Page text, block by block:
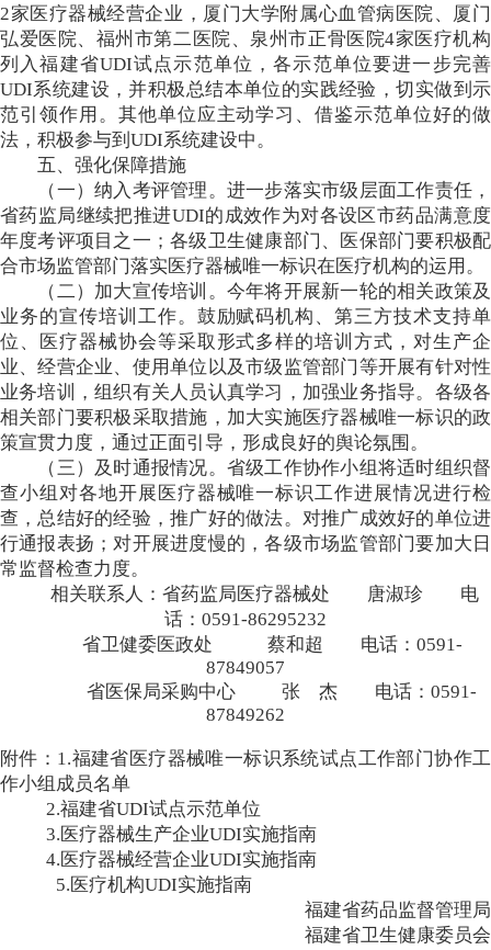
2家医疗器械经营企业，厦门大学附属心血管病医院、厦门
弘爱医院、福州市第二医院、泉州市正骨医院4家医疗机构
列入福建省UDI试点示范单位，各示范单位要进一步完善
UDI系统建设，并积极总结本单位的实践经验，切实做到示
范引领作用。其他单位应主动学习、借鉴示范单位好的做
法，积极参与到UDI系统建设中。
五、强化保障措施
（一）纳入考评管理。进一步落实市级层面工作责任，
省药监局继续把推进UDI的成效作为对各设区市药品满意度
年度考评项目之一；各级卫生健康部门、医保部门要积极配
合市场监管部门落实医疗器械唯一标识在医疗机构的运用。
（二）加大宣传培训。今年将开展新一轮的相关政策及
业务的宣传培训工作。鼓励赋码机构、第三方技术支持单
位、医疗器械协会等采取形式多样的培训方式，对生产企
业、经营企业、使用单位以及市级监管部门等开展有针对性
业务培训，组织有关人员认真学习，加强业务指导。各级各
相关部门要积极采取措施，加大实施医疗器械唯一标识的政
策宣贯力度，通过正面引导，形成良好的舆论氛围。
（三）及时通报情况。省级工作协作小组将适时组织督
查小组对各地开展医疗器械唯一标识工作进展情况进行检
查，总结好的经验，推广好的做法。对推广成效好的单位进
行通报表扬；对开展进度慢的，各级市场监管部门要加大日
常监督检查力度。
相关联系人：省药监局医疗器械处 唐淑珍 电
话：0591-86295232
省卫健委医政处 蔡和超 电话：0591-
87849057
省医保局采购中心 张 杰 电话：0591-
87849262
附件：1.福建省医疗器械唯一标识系统试点工作部门协作工
作小组成员名单
2.福建省UDI试点示范单位
3.医疗器械生产企业UDI实施指南
4.医疗器械经营企业UDI实施指南
5.医疗机构UDI实施指南
福建省药品监督管理局
福建省卫生健康委员会